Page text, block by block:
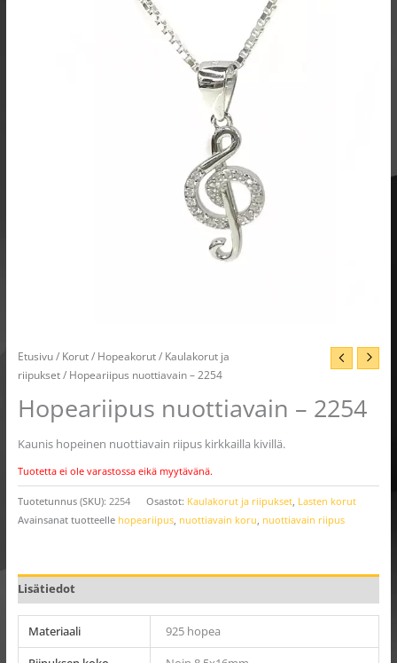
Etusivu/ Korut/ Hopeakorut/ Kaulakorut ja
riipukset/ Hopeariipus nuottiavain – 2254
Hopeariipus nuottiavain – 2254
Kaunis hopeinen nuottiavain riipus kirkkailla kivillä.
Tuotetta ei ole varastossa eikä myytävänä.
Tuotetunnus (SKU): 2254 Osastot: Kaulakorut ja riipukset, Lasten korut
Avainsanat tuotteelle hopeariipus, nuottiavain koru nuottiavain riipus
Lisätiedot
Materiaali
925 hopea